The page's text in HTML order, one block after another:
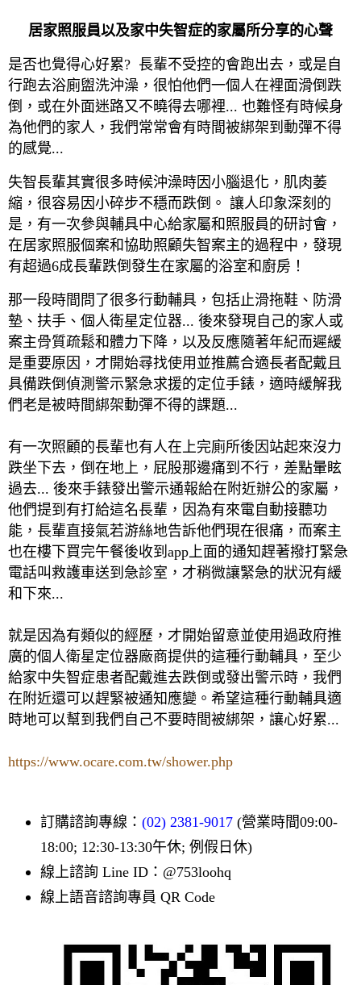
居家照服員以及家中失智症的家屬所分享的心聲
是否也覺得心好累? 長輩不受控的會跑出去，或是自
行跑去浴廁盥洗沖澡，很怕他們一個人在裡面滑倒跌
倒，或在外面迷路又不曉得去哪裡... 也難怪有時候身
為他們的家人，我們常常會有時間被綁架到動彈不得
的感覺...
失智長輩其實很多時候沖澡時因小腦退化，肌肉萎
縮，很容易因小碎步不穩而跌倒。 讓人印象深刻的
是，有一次參與輔具中心給家屬和照服員的研討會，
在居家照服個案和協助照顧失智案主的過程中，發現
有超過6成長輩跌倒發生在家屬的浴室和廚房！
那一段時間問了很多行動輔具，包括止滑拖鞋、防滑
墊、扶手、個人衛星定位器... 後來發現自己的家人或
案主骨質疏鬆和體力下降，以及反應隨著年紀而遲緩
是重要原因，才開始尋找使用並推薦合適長者配戴且
具備跌倒偵測警示緊急求援的定位手錶，適時緩解我
們老是被時間綁架動彈不得的課題...
有一次照顧的長輩也有人在上完廁所後因站起來沒力
跌坐下去，倒在地上，屁股那邊痛到不行，差點暈眩
過去... 後來手錶發出警示通報給在附近辦公的家屬，
他們提到有打給這名長輩，因為有來電自動接聽功
能，長輩直接氣若游絲地告訴他們現在很痛，而案主
也在樓下買完午餐後收到app上面的通知趕著撥打緊急
電話叫救護車送到急診室，才稍微讓緊急的狀況有緩
和下來...
就是因為有類似的經歷，才開始留意並使用過政府推
廣的個人衛星定位器廠商提供的這種行動輔具，至少
給家中失智症患者配戴進去跌倒或發出警示時，我們
在附近還可以趕緊被通知應變。希望這種行動輔具適
時地可以幫到我們自己不要時間被綁架，讓心好累...
https://www.ocare.com.tw/shower.php
訂購諮詢專線： (02) 2381-9017 (營業時間09:00-
18:00; 12:30-13:30午休; 例假日休)
線上諮詢 Line ID：@753loohq
線上語音諮詢專員 QR Code